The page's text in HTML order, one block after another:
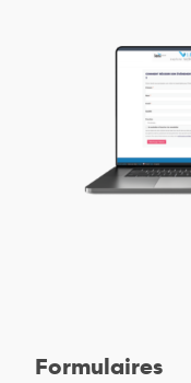
Formulaires